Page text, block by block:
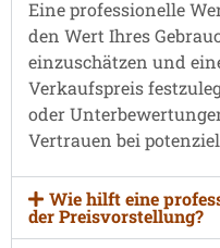
Eine professionelle
den Wert Ihres
einzuschätzen und
Verkaufspreis
oder
Vertrauen bei
Wie hilft eine
der Preisvorstellung?